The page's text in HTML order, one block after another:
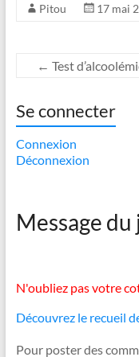
Pitou 17 mai
← Test
Se connecter
Connexion
Déconnexion
Message
N'oubliez pas votre
Découvrez le recueil
Pour poster des